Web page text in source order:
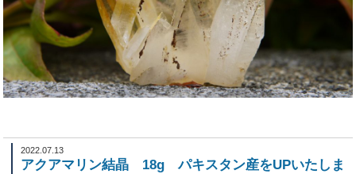
2022.07.13
アクアマリン結晶 18g パキスタン産をUPいたしま